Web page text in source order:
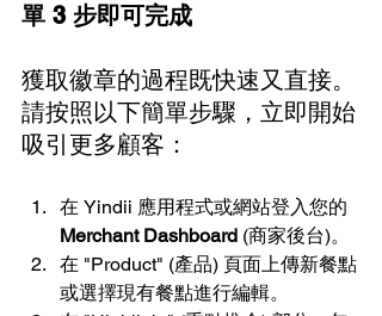
單 3 步即可完成
獲取徽章的過程既快速又直接。
請按照以下簡單步驟，立即開始
吸引更多顧客：
在 Yindii 應用程式或網站登入您的
Merchant Dashboard (商家後台)。
在 "Product" (產品) 頁面上傳新餐點
或選擇現有餐點進行編輯。